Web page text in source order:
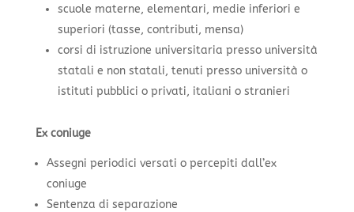
scuole materne, elementari, medie inferiori e
superiori (tasse, contributi, mensa)
corsi di istruzione universitaria presso università
statali e non statali, tenuti presso università o
istituti pubblici o privati, italiani o stranieri
Ex coniuge
Assegni periodici versati o percepiti dall’ex
coniuge
Sentenza di separazione